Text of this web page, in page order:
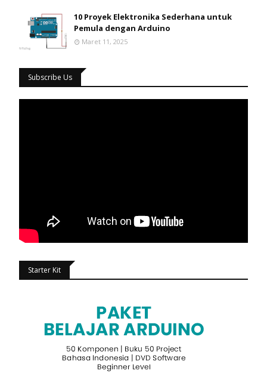
10 Proyek Elektronika Sederhana untuk
Pemula dengan Arduino
Maret 11, 2025
Subscribe Us
Starter Kit